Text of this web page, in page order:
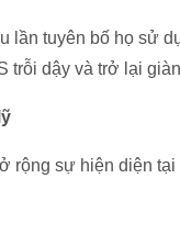
lần tuyên bố họ sử
dậy và trở lại
rộng sự hiện diện